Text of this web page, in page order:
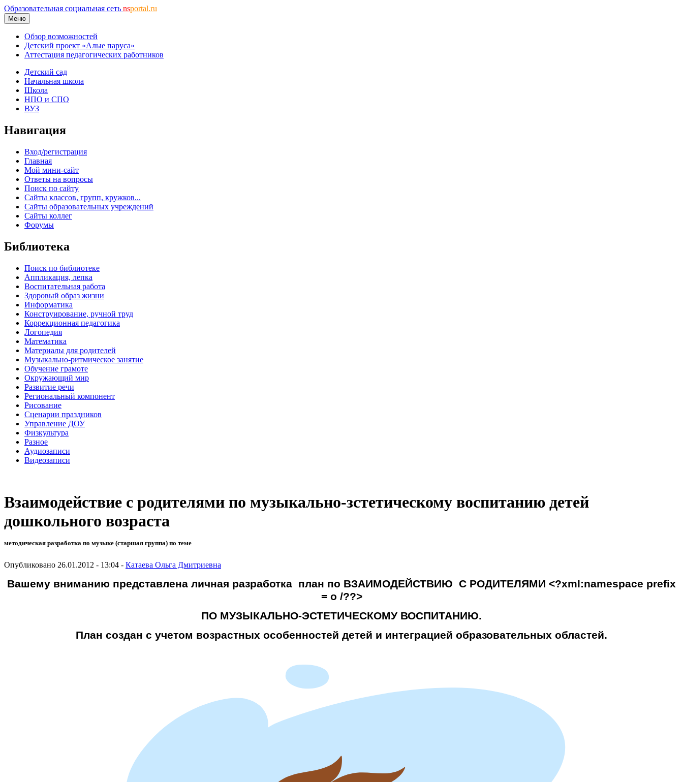
Образовательная социальная сеть nsportal.ru
Меню
Обзор возможностей
Детский проект «Алые паруса»
Аттестация педагогических работников
Детский сад
Начальная школа
Школа
НПО и СПО
ВУЗ
Навигация
Вход/регистрация
Главная
Мой мини-сайт
Ответы на вопросы
Поиск по сайту
Сайты классов, групп, кружков...
Сайты образовательных учреждений
Сайты коллег
Форумы
Библиотека
Поиск по библиотеке
Аппликация, лепка
Воспитательная работа
Здоровый образ жизни
Информатика
Конструирование, ручной труд
Коррекционная педагогика
Логопедия
Математика
Материалы для родителей
Музыкально-ритмическое занятие
Обучение грамоте
Окружающий мир
Развитие речи
Региональный компонент
Рисование
Сценарии праздников
Управление ДОУ
Физкультура
Разное
Аудиозаписи
Видеозаписи
Взаимодействие с родителями по музыкально-зстетическому воспитанию детей
дошкольного возраста
методическая разработка по музыке (старшая группа) по теме
Опубликовано 26.01.2012 - 13:04 - Катаева Ольга Дмитриевна
Вашему вниманию представлена личная разработка план по ВЗАИМОДЕЙСТВИЮ С РОДИТЕЛЯМИ <?xml:namespace prefix
= o /??>
ПО МУЗЫКАЛЬНО-ЭСТЕТИЧЕСКОМУ ВОСПИТАНИЮ.
План создан с учетом возрастных особенностей детей и интеграцией образовательных областей.